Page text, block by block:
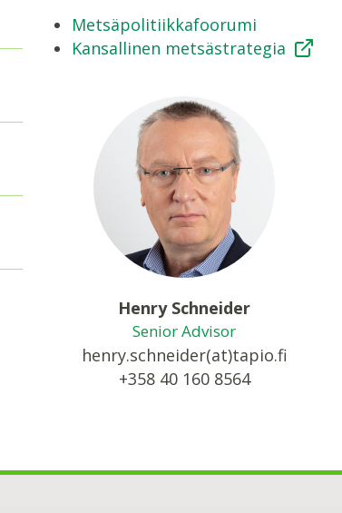
Metsäpolitiikkafoorumi
Kansallinen metsästrategia
Henry Schneider
Senior Advisor
henry.schneider(at)tapio.fi
+358 40 160 8564